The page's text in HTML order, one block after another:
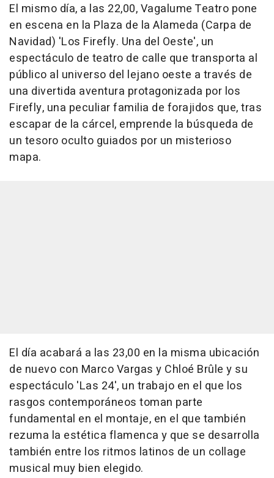
El mismo día, a las 22,00, Vagalume Teatro pone
en escena en la Plaza de la Alameda (Carpa de
Navidad) 'Los Firefly. Una del Oeste', un
espectáculo de teatro de calle que transporta al
público al universo del lejano oeste a través de
una divertida aventura protagonizada por los
Firefly, una peculiar familia de forajidos que, tras
escapar de la cárcel, emprende la búsqueda de
un tesoro oculto guiados por un misterioso
mapa.
El día acabará a las 23,00 en la misma ubicación
de nuevo con Marco Vargas y Chloé Brûle y su
espectáculo 'Las 24', un trabajo en el que los
rasgos contemporáneos toman parte
fundamental en el montaje, en el que también
rezuma la estética flamenca y que se desarrolla
también entre los ritmos latinos de un collage
musical muy bien elegido.